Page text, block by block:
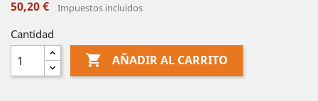
50,20 € Impuestos incluidos
Cantidad
 AÑADIR AL CARRITO